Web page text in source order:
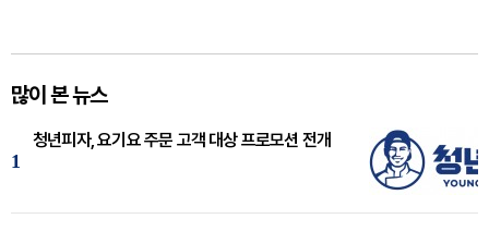
많이 본 뉴스
1
청년피자, 요기요 주문 고객 대상 프로모션 전개